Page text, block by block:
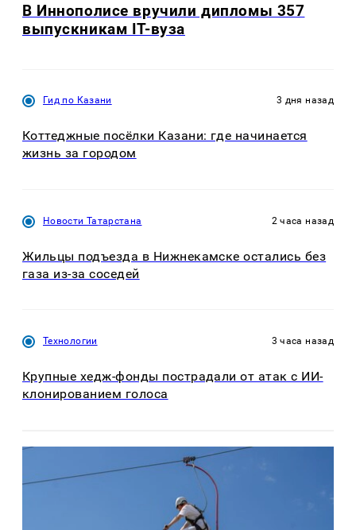
В Иннополисе вручили дипломы 357
выпускникам IT-вуза
Гид по Казани 3 дня назад
Коттеджные посёлки Казани: где начинается
жизнь за городом
Новости Татарстана 2 часа назад
Жильцы подъезда в Нижнекамске остались без
газа из-за соседей
Технологии 3 часа назад
Крупные хедж-фонды пострадали от атак с ИИ-
клонированием голоса